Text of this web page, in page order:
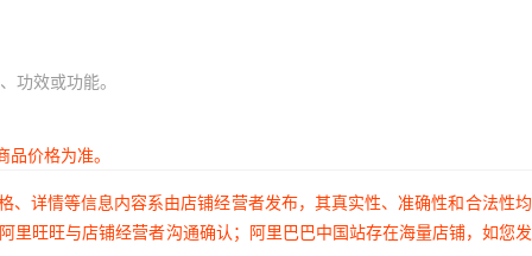
功效或功能。
价格为准。
详情等信息内容系由店铺经营者发布，其真实性、准确性和合法性
旺旺与店铺经营者沟通确认；阿里巴巴中国站存在海量店铺，如您